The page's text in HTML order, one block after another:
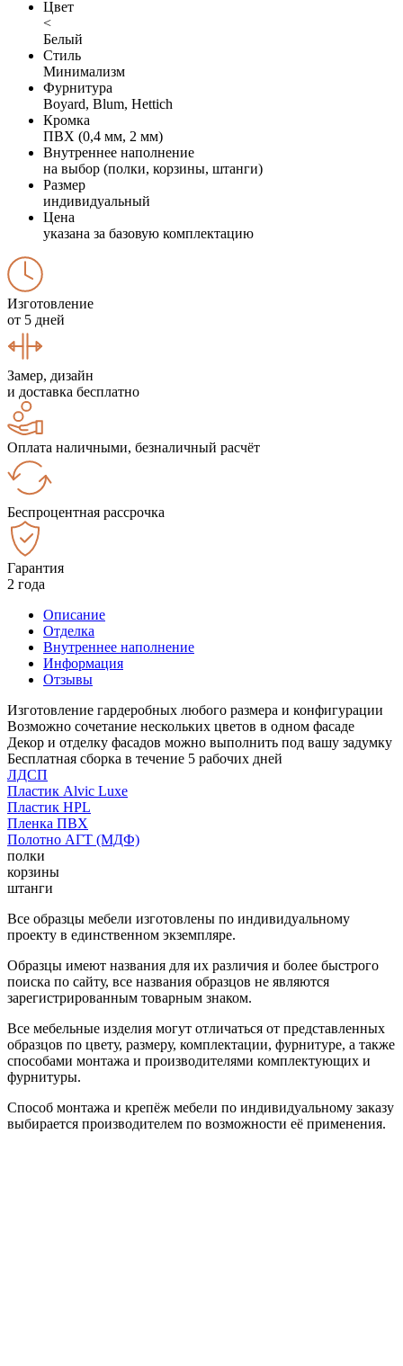
Цвет
<
Белый
Стиль
Минимализм
Фурнитура
Boyard, Blum, Hettich
Кромка
ПВХ (0,4 мм, 2 мм)
Внутреннее наполнение
на выбор (полки, корзины, штанги)
Размер
индивидуальный
Цена
указана за базовую комплектацию
Изготовление
от 5 дней
Замер, дизайн
и доставка бесплатно
Оплата наличными, безналичный расчёт
Беспроцентная рассрочка
Гарантия
2 года
Описание
Отделка
Внутреннее наполнение
Информация
Отзывы
Изготовление гардеробных любого размера и конфигурации
Возможно сочетание нескольких цветов в одном фасаде
Декор и отделку фасадов можно выполнить под вашу задумку
Бесплатная сборка в течение 5 рабочих дней
ЛДСП
Пластик Alvic Luxe
Пластик HPL
Пленка ПВХ
Полотно АГТ (МДФ)
полки
корзины
штанги
Все образцы мебели изготовлены по индивидуальному
проекту в единственном экземпляре.
Образцы имеют названия для их различия и более быстрого
поиска по сайту, все названия образцов не являются
зарегистрированным товарным знаком.
Все мебельные изделия могут отличаться от представленных
образцов по цвету, размеру, комплектации, фурнитуре, а также
способами монтажа и производителями комплектующих и
фурнитуры.
Способ монтажа и крепёж мебели по индивидуальному заказу
выбирается производителем по возможности её применения.